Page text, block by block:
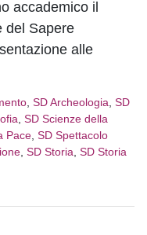
accademico il
del Sapere
alle
, SD Archeologia, SD
, SD Scienze della
Pace, SD Spettacolo
, SD Storia, SD Storia